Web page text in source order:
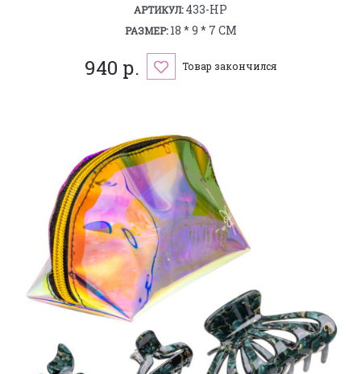
АРТИКУЛ:433-HP
РАЗМЕР:18 * 9 * 7 СМ
940 р. Товар закончился